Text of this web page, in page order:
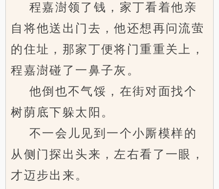
程嘉澍领了钱，家丁看着他亲
自将他送出门去，他还想再问流萤
的住址，那家丁便将门重重关上，
程嘉澍碰了一鼻子灰。
他倒也不气馁，在街对面找个
树荫底下躲太阳。
不一会儿见到一个小厮模样的
从侧门探出头来，左右看了一眼，
才迈步出来。